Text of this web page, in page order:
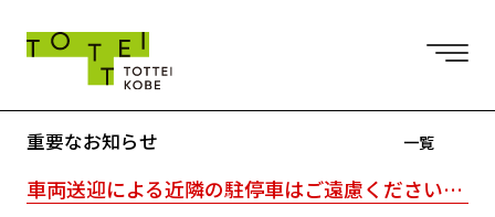
重要なお知らせ
車両送迎による近隣の駐停車はご遠慮ください。駐車場はTOTTEI外の近隣駐車場をご利用ください。｜TOTTEI内はキャッシュレスです。
一覧